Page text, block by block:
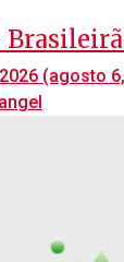
(agosto